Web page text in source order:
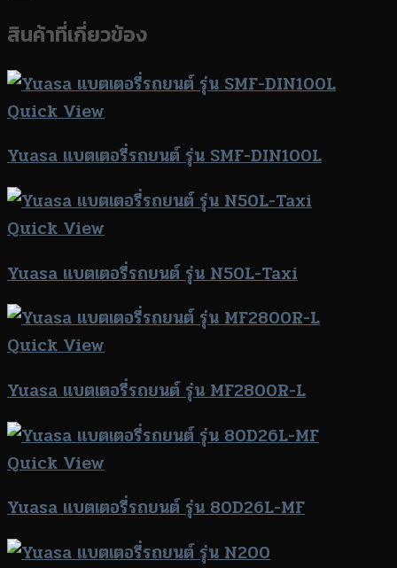
สินค้าที่เกี่ยวข้อง
Quick View
Yuasa แบตเตอรี่รถยนต์ รุ่น SMF-DIN100L
Quick View
Yuasa แบตเตอรี่รถยนต์ รุ่น N50L-Taxi
Quick View
Yuasa แบตเตอรี่รถยนต์ รุ่น MF2800R-L
Quick View
Yuasa แบตเตอรี่รถยนต์ รุ่น 80D26L-MF